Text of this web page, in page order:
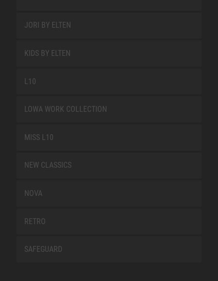
JORI BY ELTEN
KIDS BY ELTEN
L10
LOWA WORK COLLECTION
MISS L10
NEW CLASSICS
NOVA
RETRO
SAFEGUARD